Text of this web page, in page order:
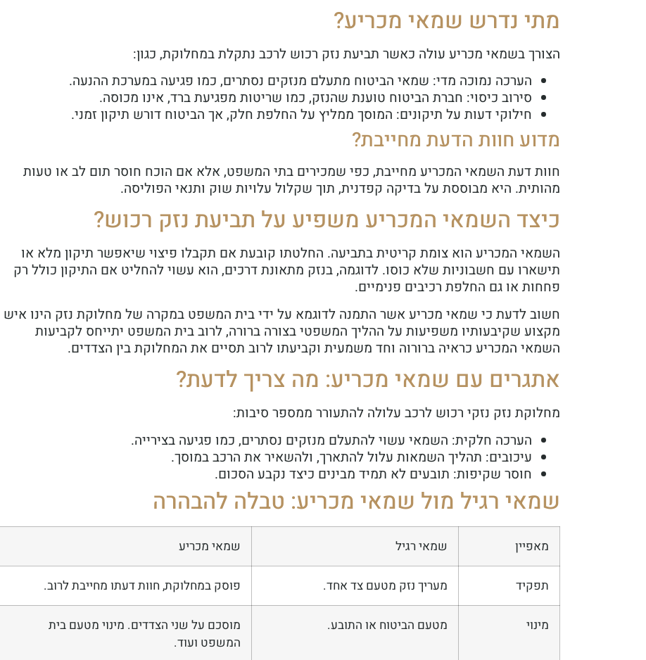
מתי נדרש שמאי מכריע?
הצורך בשמאי מכריע עולה כאשר תביעת נזק רכוש לרכב נתקלת במחלוקת, כגון:
הערכה נמוכה מדי: שמאי הביטוח מתעלם מנזקים נסתרים, כמו פגיעה במערכת ההנעה.
סירוב כיסוי: חברת הביטוח טוענת שהנזק, כמו שריטות מפגיעת ברד, אינו מכוסה.
חילוקי דעות על תיקונים: המוסך ממליץ על החלפת חלק, אך הביטוח דורש תיקון זמני.
מדוע חוות הדעת מחייבת?
חוות דעת השמאי המכריע מחייבת, כפי שמכירים בתי המשפט, אלא אם הוכח חוסר תום לב או טעות
מהותית. היא מבוססת על בדיקה קפדנית, תוך שקלול עלויות שוק ותנאי הפוליסה.
כיצד השמאי המכריע משפיע על תביעת נזק רכוש?
השמאי המכריע הוא צומת קריטית בתביעה. החלטתו קובעת אם תקבלו פיצוי שיאפשר תיקון מלא או
תישארו עם חשבוניות שלא כוסו. לדוגמה, בנזק מתאונת דרכים, הוא עשוי להחליט אם התיקון כולל רק
פחחות או גם החלפת רכיבים פנימיים.
חשוב לדעת כי שמאי מכריע אשר התמנה לדוגמא על ידי בית המשפט במקרה של מחלוקת נזק הינו איש
מקצוע שקיבעותיו משפיעות על ההליך המשפטי בצורה ברורה, לרוב בית המשפט יתייחס לקביעות
השמאי המכריע כראיה ברורוה וחד משמעית וקביעתו לרוב תסיים את המחלוקת בין הצדדים.
אתגרים עם שמאי מכריע: מה צריך לדעת?
מחלוקת נזק נזקי רכוש לרכב עלולה להתעורר ממספר סיבות:
הערכה חלקית: השמאי עשוי להתעלם מנזקים נסתרים, כמו פגיעה בצירייה.
עיכובים: תהליך השמאות עלול להתארך, ולהשאיר את הרכב במוסך.
חוסר שקיפות: תובעים לא תמיד מבינים כיצד נקבע הסכום.
שמאי רגיל מול שמאי מכריע: טבלה להבהרה
מאפיין שמאי רגיל שמאי מכריע
תפקיד מעריך נזק מטעם צד אחד. פוסק במחלוקת, חוות דעתו מחייבת לרוב.
מינוי מטעם הביטוח או התובע.
מוסכם על שני הצדדים. מינוי מטעם בית
המשפט ועוד.